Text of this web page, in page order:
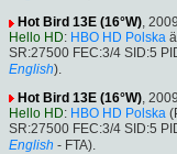
Hot Bird 13E (16°W),
Hello HD: HBO HD Polska
SR:27500 FEC:3/4 SID:5
English).
Hot Bird 13E (16°W),
Hello HD: HBO HD Polska
SR:27500 FEC:3/4 SID:5
English - FTA).